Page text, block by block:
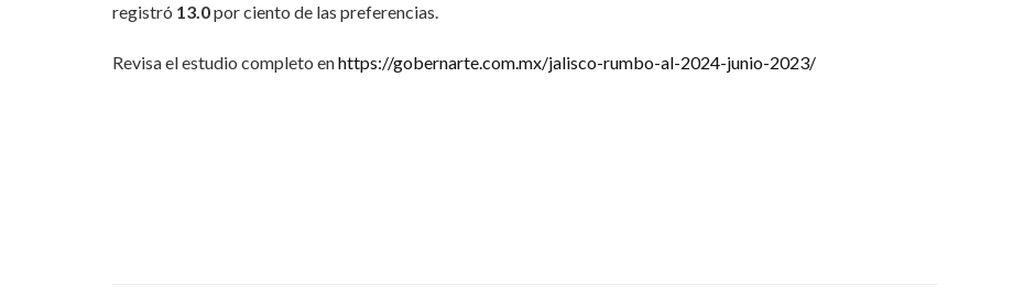
registró 13.0por ciento de las preferencias.
Revisa el estudio completo enhttps://gobernarte.com.mx/jalisco-rumbo-al-2024-junio-2023/